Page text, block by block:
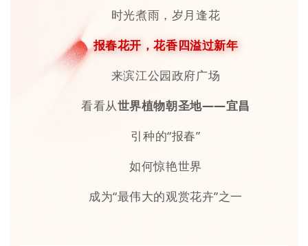
时光煮雨，岁月逢花
报春花开，花香四溢过新年
来滨江公园政府广场
看看从世界植物朝圣地——宜昌
引种的“报春”
如何惊艳世界
成为“最伟大的观赏花卉”之一